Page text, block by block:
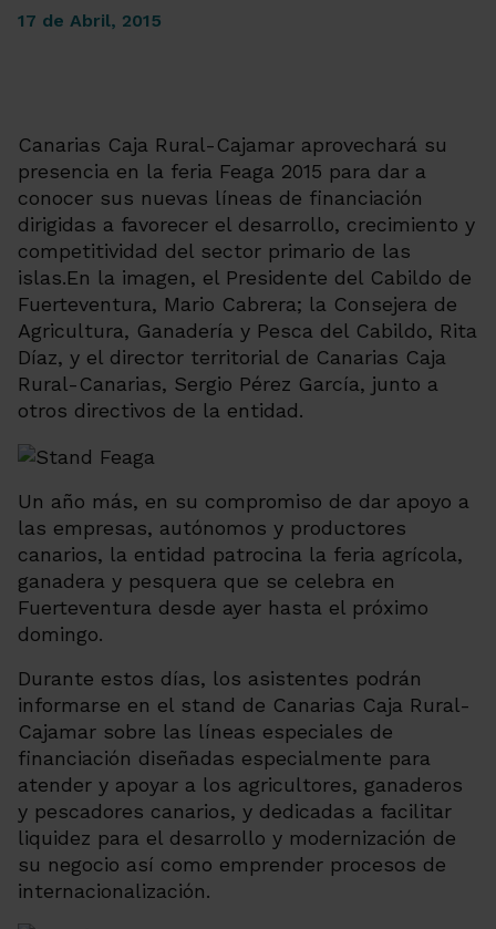
17 de Abril, 2015
Canarias Caja Rural-Cajamar aprovechará su
presencia en la feria Feaga 2015 para dar a
conocer sus nuevas líneas de financiación
dirigidas a favorecer el desarrollo, crecimiento y
competitividad del sector primario de las
islas.En la imagen, el Presidente del Cabildo de
Fuerteventura, Mario Cabrera; la Consejera de
Agricultura, Ganadería y Pesca del Cabildo, Rita
Díaz, y el director territorial de Canarias Caja
Rural-Canarias, Sergio Pérez García, junto a
otros directivos de la entidad.
Un año más, en su compromiso de dar apoyo a
las empresas, autónomos y productores
canarios, la entidad patrocina la feria agrícola,
ganadera y pesquera que se celebra en
Fuerteventura desde ayer hasta el próximo
domingo.
Durante estos días, los asistentes podrán
informarse en el stand de Canarias Caja Rural-
Cajamar sobre las líneas especiales de
financiación diseñadas especialmente para
atender y apoyar a los agricultores, ganaderos
y pescadores canarios, y dedicadas a facilitar
liquidez para el desarrollo y modernización de
su negocio así como emprender procesos de
internacionalización.